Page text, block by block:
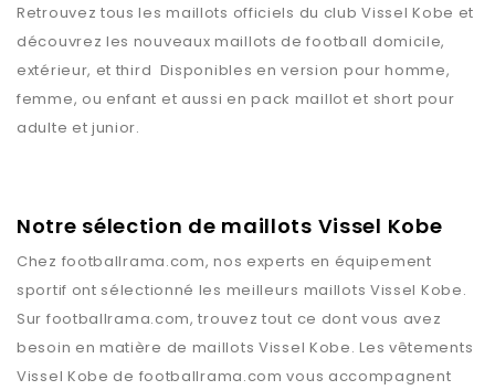
Retrouvez tous les maillots officiels du club Vissel Kobe et
découvrez les nouveaux maillots de football domicile,
extérieur, et third Disponibles en version pour homme,
femme, ou enfant et aussi en pack maillot et short pour
adulte et junior.
Notre sélection de maillots Vissel Kobe
Chez footballrama.com, nos experts en équipement
sportif ont sélectionné les meilleurs maillots Vissel Kobe.
Sur footballrama.com, trouvez tout ce dont vous avez
besoin en matière de maillots Vissel Kobe. Les vêtements
Vissel Kobe de footballrama.com vous accompagnent